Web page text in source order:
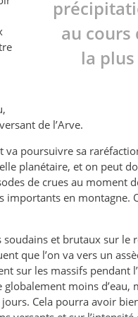
au cours
la
de l’Arve.
va poursuivre sa
planétaire, et on peut
de crues au moment
importants en montagne.
soudains et brutaux sur le
que l’on va vers un
sur les massifs pendant
moins d’eau,
Cela pourra avoir